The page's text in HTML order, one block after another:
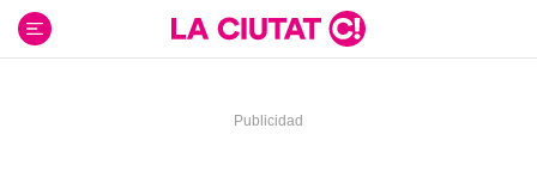
contenido